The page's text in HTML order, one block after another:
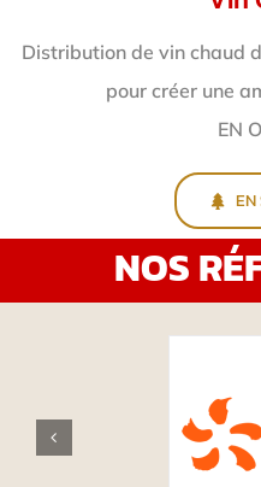
Distribution de vin chaud
pour créer une
EN
EN
NOS